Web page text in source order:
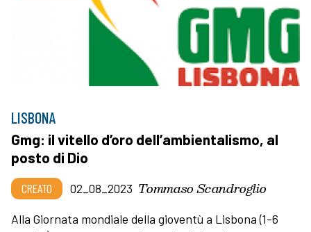
LISBONA
Gmg: il vitello d’oro dell’ambientalismo, al
posto di Dio
CREATO 02_08_2023 Tommaso Scandroglio
Alla Giornata mondiale della gioventù a Lisbona (1-6